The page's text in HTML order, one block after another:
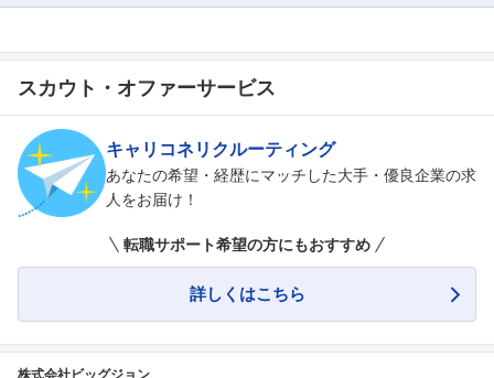
スカウト・オファーサービス
キャリコネリクルーティング
あなたの希望・経歴にマッチした大手・優良企業の求
人をお届け！
転職サポート希望の方にもおすすめ
詳しくはこちら
株式会社ビッグジョン